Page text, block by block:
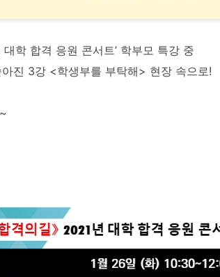
학 합격 응원 콘서트’ 학부모 특강 중
진 3강 <학생부를 부탁해> 현장 속으로!